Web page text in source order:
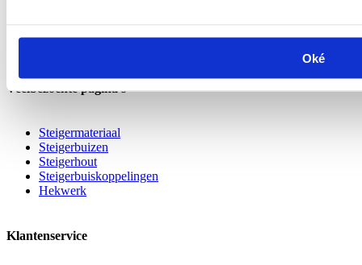
Oké
SKU
4922600B
Veelbezochte pagina's
Steigermateriaal
Steigerbuizen
Steigerhout
Steigerbuiskoppelingen
Hekwerk
Klantenservice